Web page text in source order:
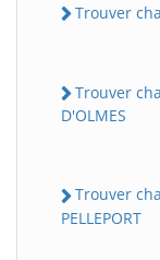
Trouver
Trouver
D'OLMES
Trouver
PELLEPORT